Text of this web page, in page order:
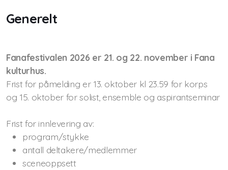
Generelt
Fanafestivalen 2026 er 21. og 22. november i Fana
kulturhus.
Frist for påmelding er 13. oktober kl 23.59 for korps
og 15. oktober for solist, ensemble og aspirantseminar
Frist for innlevering av:
program/stykke
antall deltakere/medlemmer
sceneoppsett
Informasjon
BIlletter
Utstyr på scenen